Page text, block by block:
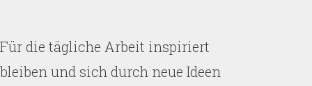
Für die tägliche Arbeit inspiriert
bleiben und sich durch neue Ideen